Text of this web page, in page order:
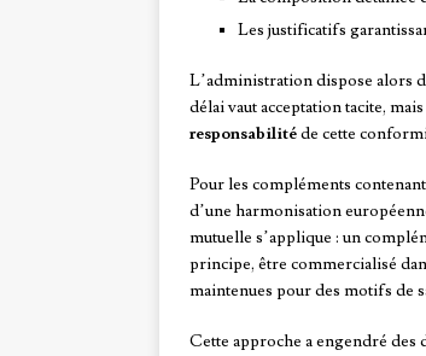
Les justificatifs
L’administration dispose alors
délai vaut acceptation tacite,
responsabilitéde cette
Pour les compléments
d’une harmonisation
mutuelle s’applique : un
principe, être commercialisé
maintenues pour des motifs de
Cette approche a engendré des